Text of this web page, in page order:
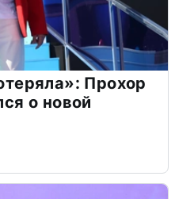
Прохор
о новой